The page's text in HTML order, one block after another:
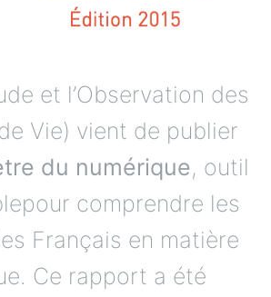
et l’Observation des
Vie) vient de publier
du numérique, outil
comprendre les
Français en matière
Ce rapport a été